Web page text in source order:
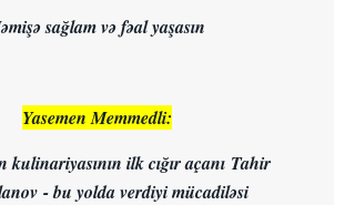
sağlam və fəal yaşasın
Yasemen Memmedli:
kulinariyasının ilk cığır açanı Tahir
- bu yolda verdiyi mücadiləsi